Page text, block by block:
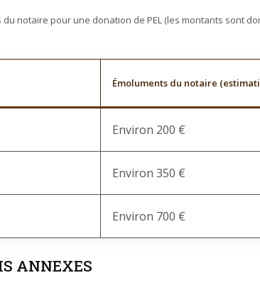
notaire pour une donation de PEL (les montants sont
Émoluments du notaire
Environ 200 €
Environ 350 €
Environ 700 €
ANNEXES